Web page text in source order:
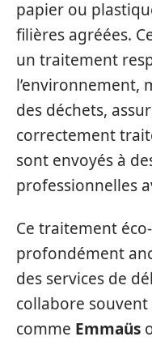
papier ou
filières agréées.
un traitement
l’environnement,
des déchets,
correctement
sont envoyés à
professionnelles
Ce traitement
profondément
des services de
collabore souvent
comme Emmaüs